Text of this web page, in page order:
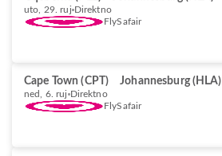
uto, 29. ruj Direktno
FlySafair
Cape Town (CPT) Johannesburg (HLA)
ned, 6. ruj Direktno
FlySafair